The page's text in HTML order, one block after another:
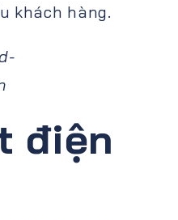
khách hàng.
điện